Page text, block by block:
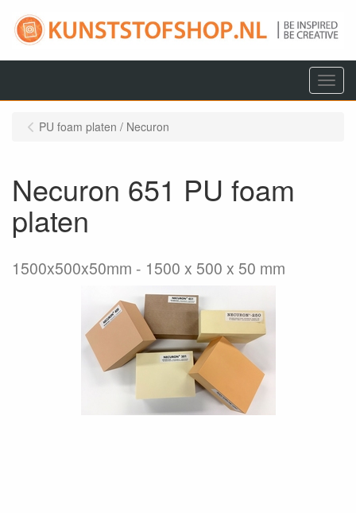
Menu
PU foam platen / Necuron
Necuron 651 PU foam
platen
1500x500x50mm 1500 x 500 x 50 mm